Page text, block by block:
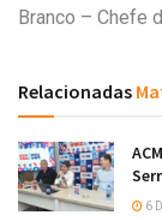
Branco – Chefe
Relacionadas
6